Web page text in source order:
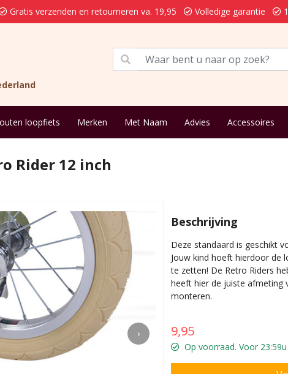
Gratis verzenden en retourneren va. 19,95 Volledige garantie
loopfiets Merken Met Naam Advies Accessoires
Rider 12 inch
›
Beschrijving
Deze standaard is geschikt
Jouw kind hoeft hierdoor de
te zetten! De Retro Riders
heeft hier de juiste afmeting
monteren.
9,95
Op voorraad. Voor